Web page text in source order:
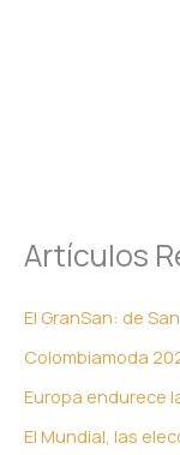
Artículos
El GranSan: de
Colombiamoda
Europa endurece
El Mundial, las